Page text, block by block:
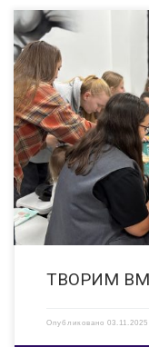
В клубе молодых семей
росписи пряников в
семей»! Семьи
шедевры. Каждый
[…]
ТВОРИМ
Опубликовано 03.11.2025